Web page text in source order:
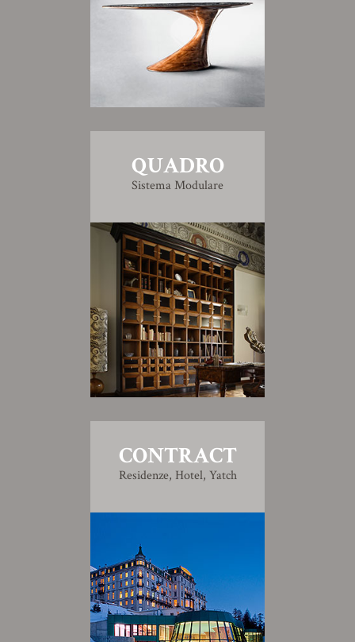
QUADRO
Sistema Modulare
CONTRACT
Residenze, Hotel, Yatch